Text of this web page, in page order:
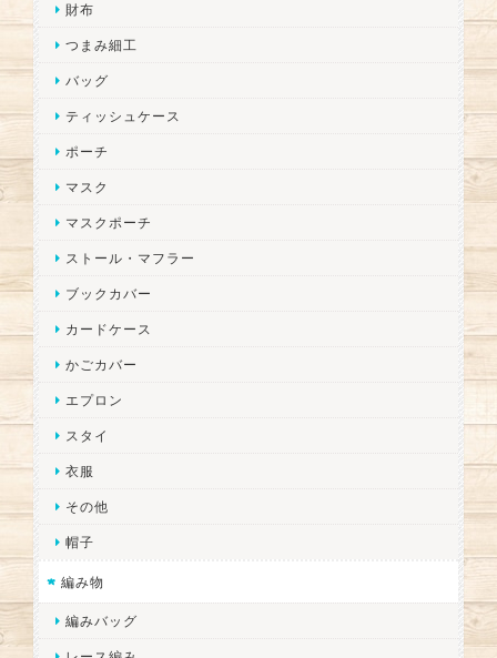
財布
つまみ細工
バッグ
ティッシュケース
ポーチ
マスク
マスクポーチ
ストール・マフラー
ブックカバー
カードケース
かごカバー
エプロン
スタイ
衣服
その他
帽子
編み物
編みバッグ